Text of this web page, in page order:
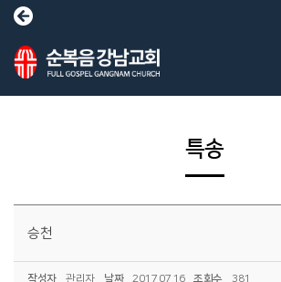
특송
승천
작성자 관리자 날짜 2017.07.16 조회수 381